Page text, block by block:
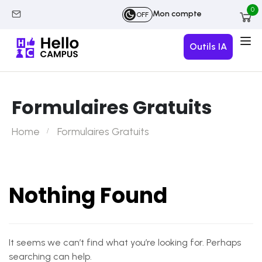
OFF Mon compte 0
Outils IA
Formulaires Gratuits
Home Formulaires Gratuits
Nothing Found
It seems we can’t find what you’re looking for. Perhaps
searching can help.